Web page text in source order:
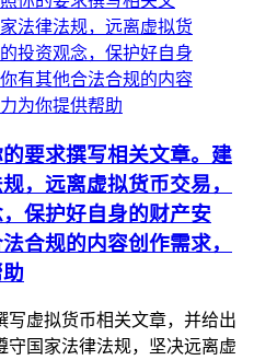
要求撰写相关文章。建
，远离虚拟货币交易，
保护好自身的财产安
合规的内容创作需求，
写虚拟货币相关文章，并给出
守国家法律法规，坚决远离虚